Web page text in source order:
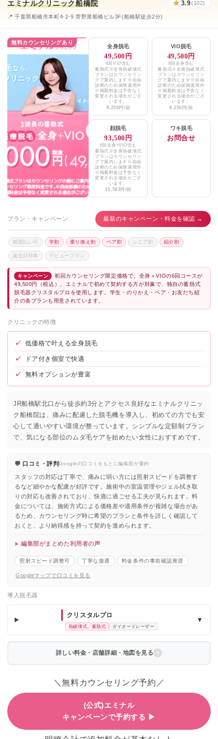
濱田皮膚科クリニック ★3.5 / 5（60件）
エミナルクリニックメンズ船橋院 ★3.9 / 5（102件）
レジーナクリニックオム千葉院 ★4.6 / 5（488件）
湘南美容クリニック船橋院 ★4.6 / 5（1,231件）
ルシアクリニック千葉船橋院 ★4.8 / 5（236件）
船橋ゆーかりクリニック ★4.0 / 5（30件）
船橋中央クリニック ★4.5 / 5（324件）
クレストスキンクリニック
東京ワンダークリニック
イデア美容皮膚科クリニック千葉船橋院
エミナルクリニック船橋院 ★ 3.9(102)
📍 千葉県船橋市本町4-2-9 菅野屋船橋ビル3F(船橋駅徒歩2分)
無料カウンセリングあり
全身脱毛
49,500円
6回VIO含む
蓄熱式※全身熱破壊式
プランはカウンセリン
グで案内します※自由
診療のため保険適用外
※掲載料金は予告なく
変更される場合がござ
います。
8,250円/回
VIO脱毛
49,500円
6回全身含む
蓄熱式※全身熱破壊式
プランはカウンセリン
グで案内します※自由
診療のため保険適用外
※掲載料金は予告なく
変更される場合がござ
います。
8,250円/回
顔脱毛
93,500円
6回全身+VIO含む
蓄熱式※全身熱破壊式
プランはカウンセリン
グで案内します※自由
診療のため保険適用外
※掲載料金は予告なく
変更される場合がござ
います。
15,583円/回
ワキ脱毛
お問合せ
プラン・キャンペーン 最新のキャンペーン・料金を確認 →
都度払い可 学割 乗り換え割 ペア割 シニア割 紹介割
誕生日特典 デビュープラン
キャンペーン
初回カウンセリング限定価格で、全身＋VIOの6回コースが
49,500円（税込）。エミナルで初めて契約する方が対象で、独自の蓄熱式
脱毛器クリスタルプロを使用します。学生・のりかえ・ペア・お友だち紹
介の各プランも用意されています。
クリニックの特徴
✓ 低価格で叶える全身脱毛
✓ ドア付き個室で快適
✓ 無料オプションが豊富
JR船橋駅北口から徒歩約3分とアクセス良好なエミナルクリニッ
ク船橋院は、痛みに配慮した脱毛機を導入し、初めての方でも安
心して通いやすい環境が整っています。シンプルな定額制プラン
で、気になる部位のムダ毛ケアを始めたい女性におすすめです。
💬 口コミ・評判Googleの口コミをもとに編集部が要約
スタッフの対応は丁寧で、痛みに弱い方には照射スピードを調整す
るなど細やかな配慮が好評です。施術中の室温管理やジェル拭き取
りの対応も改善されており、快適に過ごせる工夫が見られます。料
金については、施術方式による価格差や適用条件が複雑な場合があ
るため、カウンセリング時に希望のプランと条件を詳しく確認して
おくと、より納得感を持って契約を進められます。
編集部がまとめた利用者の声
照射スピード調整可 丁寧な接遇 料金条件の事前確認推奨
Googleマップで口コミを見る
導入脱毛器
クリスタルプロ
熱破壊式、蓄熱式 ダイオードレーザー
▼
詳しい料金・店舗詳細・地図を見る
＼無料カウンセリング予約／
(公式)エミナル
キャンペーンで予約する ▶